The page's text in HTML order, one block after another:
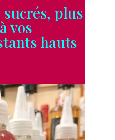
plus
à vos
hauts